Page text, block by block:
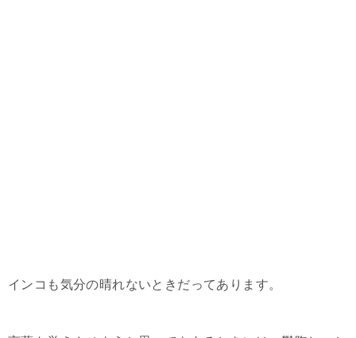
インコも気分の晴れないときだってあります。